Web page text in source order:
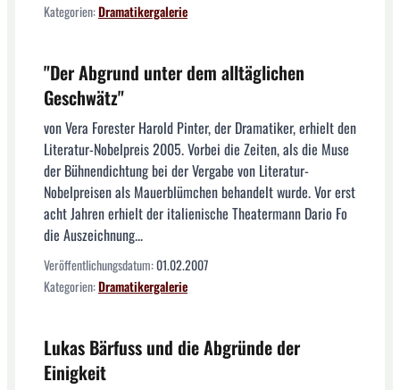
Kategorien:Dramatikergalerie
"Der Abgrund unter dem alltäglichen
Geschwätz"
von Vera Forester Harold Pinter, der Dramatiker, erhielt den
Literatur-Nobelpreis 2005. Vorbei die Zeiten, als die Muse
der Bühnendichtung bei der Vergabe von Literatur-
Nobelpreisen als Mauerblümchen behandelt wurde. Vor erst
acht Jahren erhielt der italienische Theatermann Dario Fo
die Auszeichnung...
Veröffentlichungsdatum:01.02.2007
Kategorien:Dramatikergalerie
Lukas Bärfuss und die Abgründe der
Einigkeit